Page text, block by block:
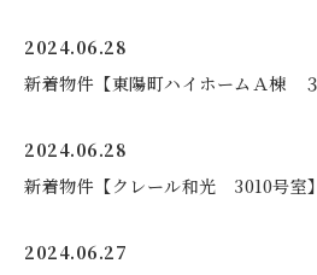
2024.06.28
新着物件【東陽町ハイホームＡ棟 ３
2024.06.28
新着物件【クレール和光 3010号室】
2024.06.27